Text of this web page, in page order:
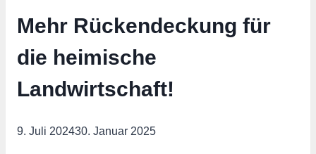
Mehr Rückendeckung für
die heimische
Landwirtschaft!
9. Juli 202430. Januar 2025